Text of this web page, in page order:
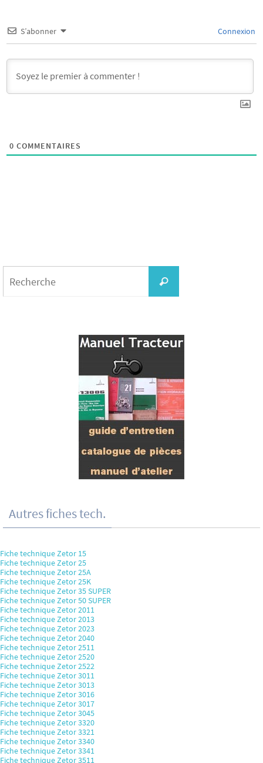
S’abonner Connexion
0 COMMENTAIRES
Recherche
Autres fiches tech.
Fiche technique Zetor 15
Fiche technique Zetor 25
Fiche technique Zetor 25A
Fiche technique Zetor 25K
Fiche technique Zetor 35 SUPER
Fiche technique Zetor 50 SUPER
Fiche technique Zetor 2011
Fiche technique Zetor 2013
Fiche technique Zetor 2023
Fiche technique Zetor 2040
Fiche technique Zetor 2511
Fiche technique Zetor 2520
Fiche technique Zetor 2522
Fiche technique Zetor 3011
Fiche technique Zetor 3013
Fiche technique Zetor 3016
Fiche technique Zetor 3017
Fiche technique Zetor 3045
Fiche technique Zetor 3320
Fiche technique Zetor 3321
Fiche technique Zetor 3340
Fiche technique Zetor 3341
Fiche technique Zetor 3511